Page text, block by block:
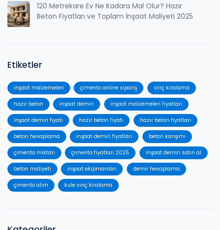
120 Metrekare Ev Ne Kadara Mal Olur? Hazır
Beton Fiyatları ve Toplam İnşaat Maliyeti 2025
Etiketler
inşaat malzemeleri çimento online sipariş vinç kiralama
hazır beton inşaat demiri inşaat malzemeleri fiyatları
inşaat demiri fiyatı hazır beton fiyatı hazır beton fiyatları
beton hesaplama inşaat demiri fiyatları beton karışımı
çimento miktarı çimento fiyatları 2025 inşaat demiri satın al
beton maliyeti inşaat ekipmanları demir hesaplama
çimento alım kule vinç kiralama